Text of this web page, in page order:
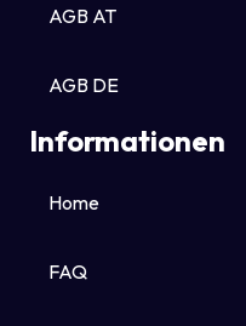
AGB AT
AGB DE
Informationen
Home
FAQ